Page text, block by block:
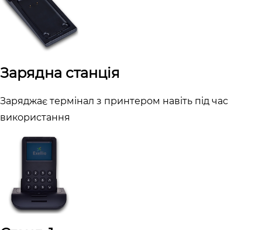
Зарядна станція
Заряджає термінал з принтером навіть під час
використання